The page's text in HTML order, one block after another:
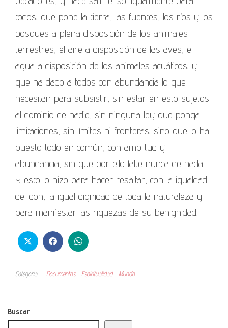
todos; que pone la tierra, las fuentes, los ríos y los
bosques a plena disposición de los animales
terrestres, el aire a disposición de las aves, el
agua a disposición de los animales acuáticos; y
que ha dado a todos con abundancia lo que
necesitan para subsistir, sin estar en esto sujetos
al dominio de nadie, sin ninguna ley que ponga
limitaciones, sin límites ni fronteras; sino que lo ha
puesto todo en común, con amplitud y
abundancia, sin que por ello falte nunca de nada.
Y esto lo hizo para hacer resaltar, con la igualdad
del don, la igual dignidad de toda la naturaleza y
para manifestar las riquezas de su benignidad.
Categoría Documentos Espiritualidad Mundo
Buscar